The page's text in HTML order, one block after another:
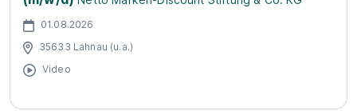
01.08.2026
35633 Lahnau (u.a.)
Video